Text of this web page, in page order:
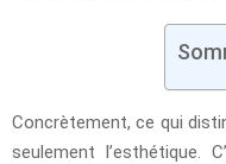
Concrètement, ce qui
seulement l’esthétique.